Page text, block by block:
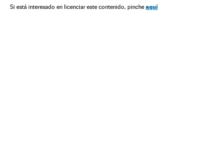
Si está interesado en licenciar este contenido, pinche aquí